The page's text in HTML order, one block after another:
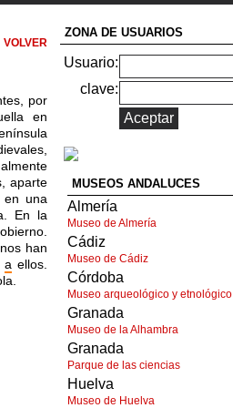
VOLVER
por
en
aparte
una
En la
han
a ellos.
ZONA DE USUARIOS
Usuario:
clave:
MUSEOS ANDALUCES
Almería
Museo de Almería
Cádiz
Museo de Cádiz
Córdoba
Museo arqueológico y etnológico
Granada
Museo de la Alhambra
Granada
Parque de las ciencias
Huelva
Museo de Huelva